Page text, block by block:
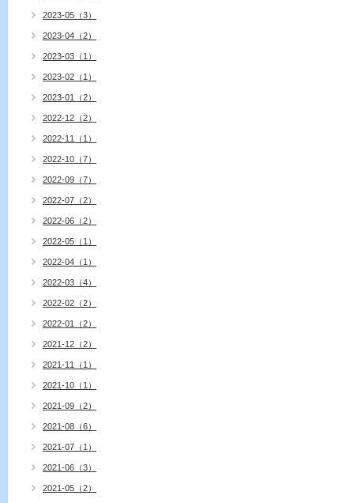
2023-05（3）
2023-04（2）
2023-03（1）
2023-02（1）
2023-01（2）
2022-12（2）
2022-11（1）
2022-10（7）
2022-09（7）
2022-07（2）
2022-06（2）
2022-05（1）
2022-04（1）
2022-03（4）
2022-02（2）
2022-01（2）
2021-12（2）
2021-11（1）
2021-10（1）
2021-09（2）
2021-08（6）
2021-07（1）
2021-06（3）
2021-05（2）